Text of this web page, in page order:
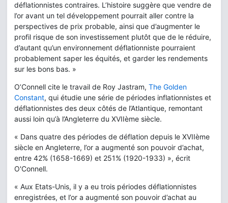
déflationnistes contraires. L’histoire suggère que vendre de
l’or avant un tel développement pourrait aller contre la
perspectives de prix probable, ainsi que d’augmenter le
profil risque de son investissement plutôt que de le réduire,
d’autant qu’un environnement déflationniste pourraient
probablement saper les équités, et garder les rendements
sur les bons bas. »
O’Connell cite le travail de Roy Jastram, The Golden
Constant, qui étudie une série de périodes inflationnistes et
déflationnistes des deux côtés de l’Atlantique, remontant
aussi loin qu’à l’Angleterre du XVIIème siècle.
« Dans quatre des périodes de déflation depuis le XVIIème
siècle en Angleterre, l’or a augmenté son pouvoir d’achat,
entre 42% (1658-1669) et 251% (1920-1933) », écrit
O'Connell.
« Aux Etats-Unis, il y a eu trois périodes déflationnistes
enregistrées, et l’or a augmenté son pouvoir d’achat au